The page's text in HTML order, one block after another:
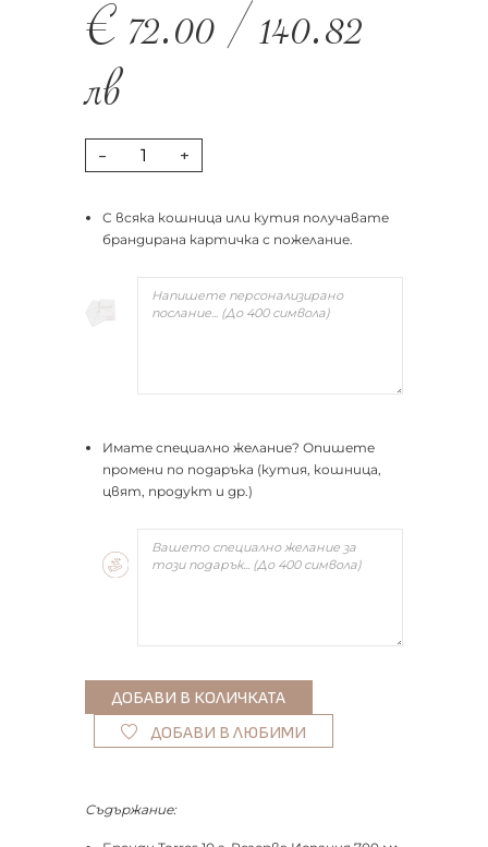
€72.00/140.82
лв
- +
С всяка кошница или кутия получавате
брандирана картичка с пожелание.
Имате специално желание? Опишете
промени по подаръка (кутия, кошница,
цвят, продукт и др.)
ДОБАВИ В ЛЮБИМИ
Съдържание: